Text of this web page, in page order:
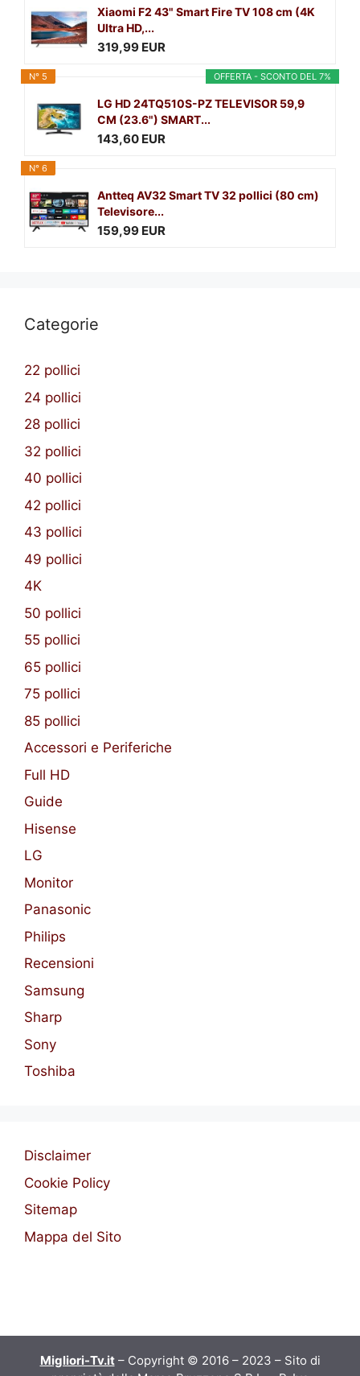
Xiaomi F2 43" Smart Fire TV 108 cm (4K
Ultra HD,...
319,99 EUR
OFFERTA - SCONTO DEL 7%
N° 5
LG HD 24TQ510S-PZ TELEVISOR 59,9
CM (23.6") SMART...
143,60 EUR
N° 6
Antteq AV32 Smart TV 32 pollici (80 cm)
Televisore...
159,99 EUR
Categorie
22 pollici
24 pollici
28 pollici
32 pollici
40 pollici
42 pollici
43 pollici
49 pollici
4K
50 pollici
55 pollici
65 pollici
75 pollici
85 pollici
Accessori e Periferiche
Full HD
Guide
Hisense
LG
Monitor
Panasonic
Philips
Recensioni
Samsung
Sharp
Sony
Toshiba
Disclaimer
Cookie Policy
Sitemap
Mappa del Sito
Migliori-Tv.it– Copyright © 2016 – 2023 – Sito di